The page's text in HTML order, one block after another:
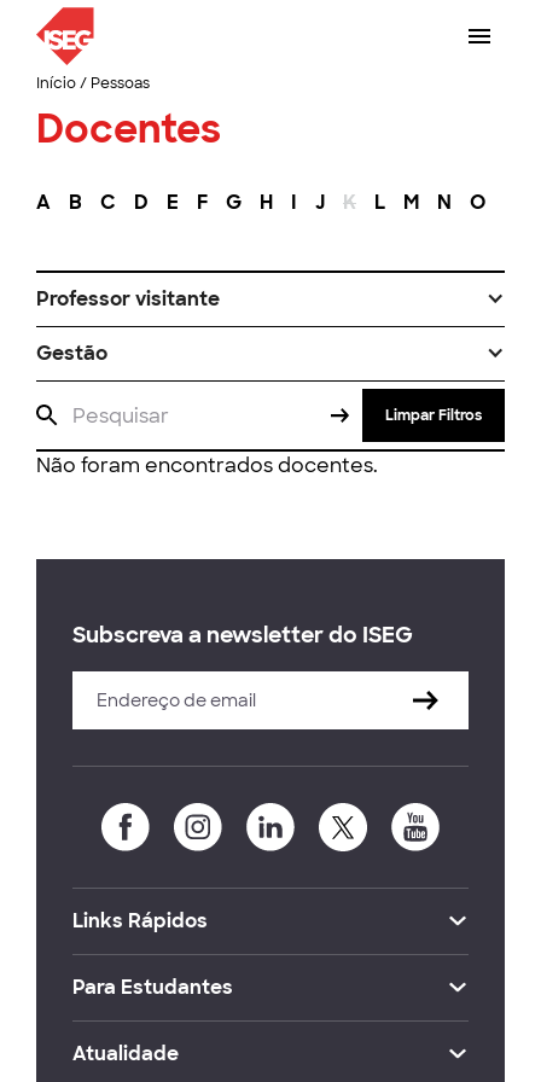
Início/ Pessoas
Docentes
A B C D E F G H I J K L M N O
Professor visitante
Gestão
Limpar Filtros
Não foram encontrados docentes.
Subscreva a newsletter do ISEG
Links Rápidos
Para Estudantes
Atualidade